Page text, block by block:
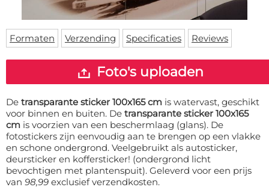
Vloermat
Skateboard deck
Levertijden
Inloggen
WhatsApp
Formaten Verzending Specificaties Reviews
Foto's uploaden
De transparante sticker 100x165 cm is watervast, geschikt
voor binnen en buiten. De transparante sticker 100x165
cm is voorzien van een beschermlaag (glans). De
fotostickers zijn eenvoudig aan te brengen op een vlakke
en schone ondergrond. Veelgebruikt als autosticker,
deursticker en koffersticker! (ondergrond licht
bevochtigen met plantenspuit). Geleverd voor een prijs
van 98,99 exclusief verzendkosten.